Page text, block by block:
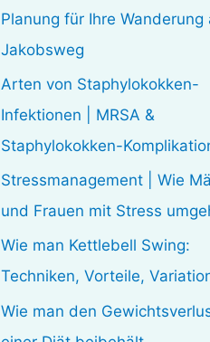
n
n
a
c
h
:
Planung für Ihre Wanderung
Jakobsweg
Arten von Staphylokokken-
Infektionen | MRSA &
Staphylokokken-
Stressmanagement | Wie
und Frauen mit Stress
Wie man Kettlebell Swing:
Techniken, Vorteile,
Wie man den